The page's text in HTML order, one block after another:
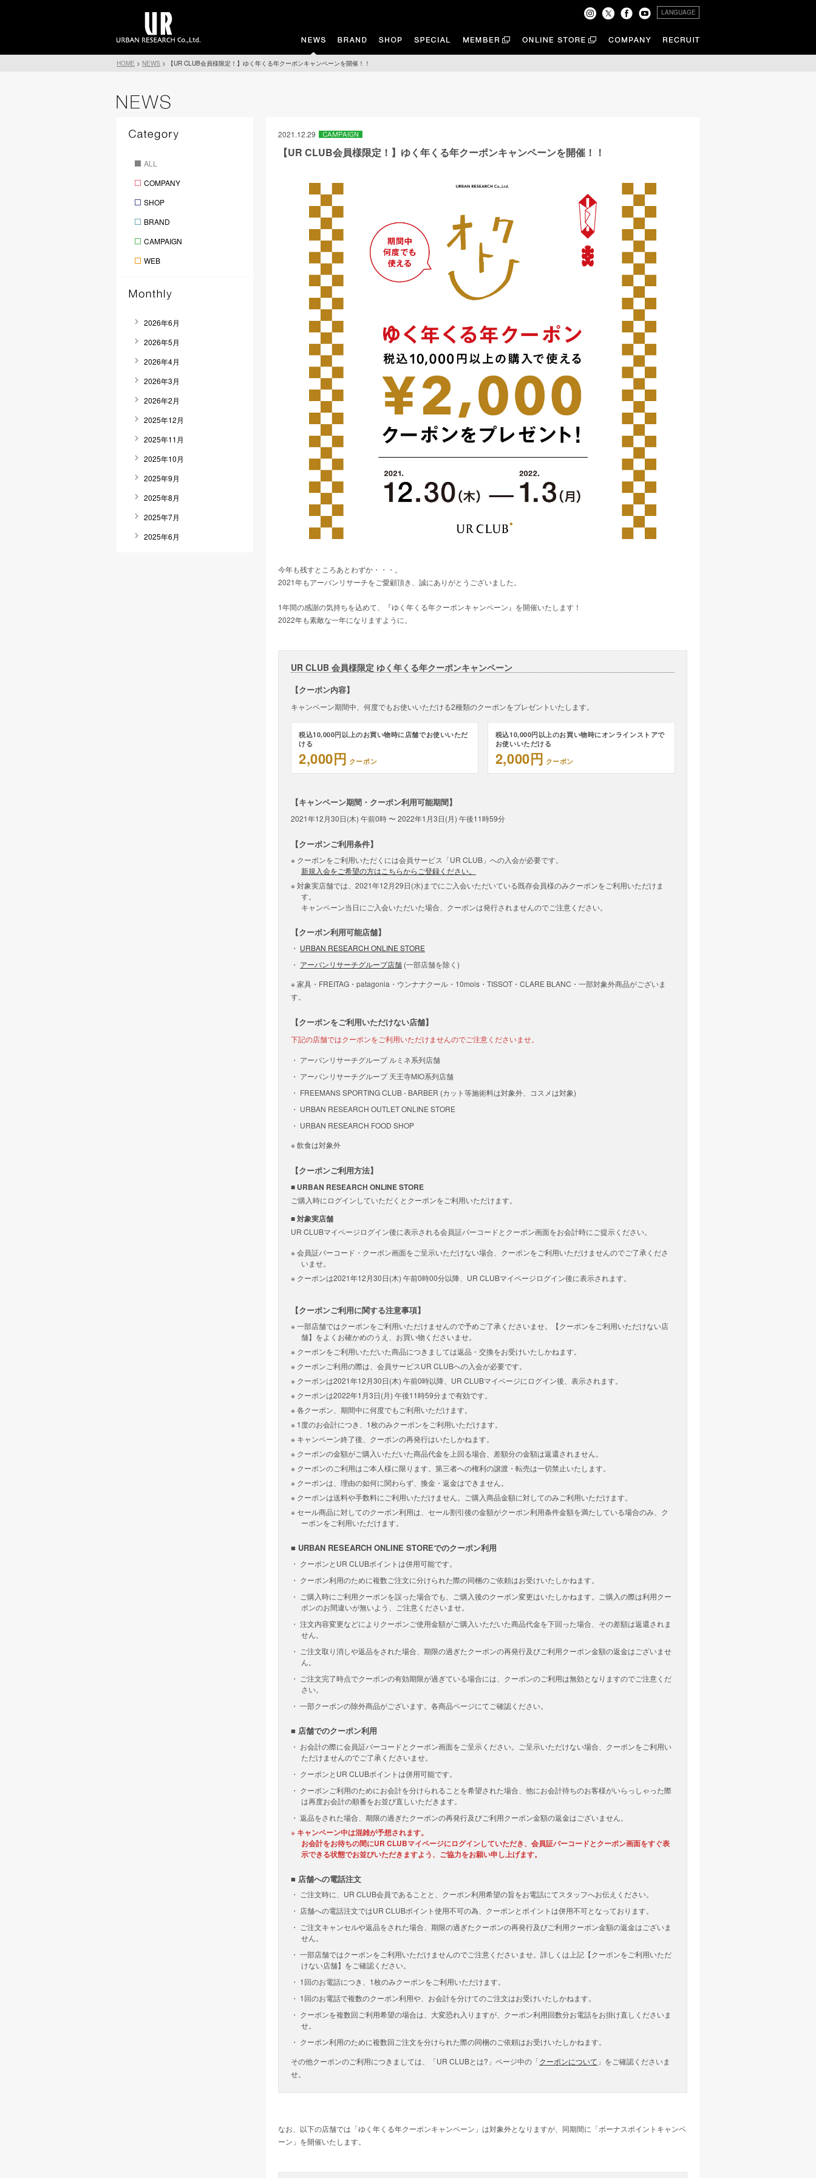
LANGUAGE
HOME > NEWS > 【UR CLUB会員様限定！】ゆく年くる年クーポンキャンペーンを開催！！
2021.12.29
【UR CLUB会員様限定！】ゆく年くる年クーポンキャンペーンを開催！！
今年も残すところあとわずか・・・。
2021年もアーバンリサーチをご愛顧頂き、誠にありがとうございました。
1年間の感謝の気持ちを込めて、『ゆく年くる年クーポンキャンペーン』を開催いたします！
2022年も素敵な一年になりますように。
UR CLUB 会員様限定 ゆく年くる年クーポンキャンペーン
【クーポン内容】
キャンペーン期間中、何度でもお使いいただける2種類のクーポンをプレゼントいたします。
税込10,000円以上のお買い物時に店舗でお使いいただ
ける
2,000円 クーポン
税込10,000円以上のお買い物時にオンラインストアで
お使いいただける
2,000円 クーポン
【キャンペーン期間・クーポン利用可能期間】
2021年12月30日(木) 午前0時 〜 2022年1月3日(月) 午後11時59分
【クーポンご利用条件】
クーポンをご利用いただくには会員サービス「UR CLUB」への入会が必要です。
新規入会をご希望の方はこちらからご登録ください。
対象実店舗では、2021年12月29日(水)までにご入会いただいている既存会員様のみクーポンをご利用いただけま
す。
キャンペーン当日にご入会いただいた場合、クーポンは発行されませんのでご注意ください。
【クーポン利用可能店舗】
URBAN RESEARCH ONLINE STORE
アーバンリサーチグループ店舗 (一部店舗を除く)
※ 家具・FREITAG・patagonia・ウンナナクール・10mois・TISSOT・CLARE BLANC・一部対象外商品がございま
す。
【クーポンをご利用いただけない店舗】
下記の店舗ではクーポンをご利用いただけませんのでご注意くださいませ。
アーバンリサーチグループ ルミネ系列店舗
アーバンリサーチグループ 天王寺MIO系列店舗
FREEMANS SPORTING CLUB ‐ BARBER (カット等施術料は対象外、コスメは対象)
URBAN RESEARCH OUTLET ONLINE STORE
URBAN RESEARCH FOOD SHOP
※ 飲食は対象外
【クーポンご利用方法】
■ URBAN RESEARCH ONLINE STORE
ご購入時にログインしていただくとクーポンをご利用いただけます。
■ 対象実店舗
UR CLUBマイページログイン後に表示される会員証バーコードとクーポン画面をお会計時にご提示ください。
会員証バーコード・クーポン画面をご呈示いただけない場合、クーポンをご利用いただけませんのでご了承くださ
いませ。
クーポンは2021年12月30日(木) 午前0時00分以降、UR CLUBマイページログイン後に表示されます。
【クーポンご利用に関する注意事項】
一部店舗ではクーポンをご利用いただけませんので予めご了承くださいませ。【クーポンをご利用いただけない店
舗】をよくお確かめのうえ、お買い物くださいませ。
クーポンをご利用いただいた商品につきましては返品・交換をお受けいたしかねます。
クーポンご利用の際は、会員サービスUR CLUBへの入会が必要です。
クーポンは2021年12月30日(木) 午前0時以降、UR CLUBマイページにログイン後、表示されます。
クーポンは2022年1月3日(月) 午後11時59分まで有効です。
各クーポン、期間中に何度でもご利用いただけます。
1度のお会計につき、1枚のみクーポンをご利用いただけます。
キャンペーン終了後、クーポンの再発行はいたしかねます。
クーポンの金額がご購入いただいた商品代金を上回る場合、差額分の金額は返還されません。
クーポンのご利用はご本人様に限ります。第三者への権利の譲渡・転売は一切禁止いたします。
クーポンは、理由の如何に関わらず、換金・返金はできません。
クーポンは送料や手数料にご利用いただけません。ご購入商品金額に対してのみご利用いただけます。
セール商品に対してのクーポン利用は、セール割引後の金額がクーポン利用条件金額を満たしている場合のみ、ク
ーポンをご利用いただけます。
■ URBAN RESEARCH ONLINE STOREでのクーポン利用
クーポンとUR CLUBポイントは併用可能です。
クーポン利用のために複数ご注文に分けられた際の同梱のご依頼はお受けいたしかねます。
ご購入時にご利用クーポンを誤った場合でも、ご購入後のクーポン変更はいたしかねます。ご購入の際は利用クー
ポンのお間違いが無いよう、ご注意くださいませ。
注文内容変更などによりクーポンご使用金額がご購入いただいた商品代金を下回った場合、その差額は返還されま
せん。
ご注文取り消しや返品をされた場合、期限の過ぎたクーポンの再発行及びご利用クーポン金額の返金はございませ
ん。
ご注文完了時点でクーポンの有効期限が過ぎている場合には、クーポンのご利用は無効となりますのでご注意くだ
さい。
一部クーポンの除外商品がございます。各商品ページにてご確認ください。
■ 店舗でのクーポン利用
お会計の際に会員証バーコードとクーポン画面をご呈示ください。ご呈示いただけない場合、クーポンをご利用い
ただけませんのでご了承くださいませ。
クーポンとUR CLUBポイントは併用可能です。
クーポンご利用のためにお会計を分けられることを希望された場合、他にお会計待ちのお客様がいらっしゃった際
は再度お会計の順番をお並び直しいただきます。
返品をされた場合、期限の過ぎたクーポンの再発行及びご利用クーポン金額の返金はございません。
キャンペーン中は混雑が予想されます。
お会計をお待ちの間にUR CLUBマイページにログインしていただき、会員証バーコードとクーポン画面をすぐ表
示できる状態でお並びいただきますよう、ご協力をお願い申し上げます。
■ 店舗への電話注文
ご注文時に、UR CLUB会員であることと、クーポン利用希望の旨をお電話にてスタッフへお伝えください。
店舗への電話注文ではUR CLUBポイント使用不可の為、クーポンとポイントは併用不可となっております。
ご注文キャンセルや返品をされた場合、期限の過ぎたクーポンの再発行及びご利用クーポン金額の返金はございま
せん。
一部店舗ではクーポンをご利用いただけませんのでご注意くださいませ。詳しくは上記【クーポンをご利用いただ
けない店舗】をご確認ください。
1回のお電話につき、1枚のみクーポンをご利用いただけます。
1回のお電話で複数のクーポン利用や、お会計を分けてのご注文はお受けいたしかねます。
クーポンを複数回ご利用希望の場合は、大変恐れ入りますが、クーポン利用回数分お電話をお掛け直しくださいま
せ。
クーポン利用のために複数回ご注文を分けられた際の同梱のご依頼はお受けいたしかねます。
その他クーポンのご利用につきましては、「UR CLUBとは?」ページ中の「クーポンについて 」をご確認くださいま
せ。
なお、以下の店舗では「ゆく年くる年クーポンキャンペーン」は対象外となりますが、同期間に「ボーナスポイントキャンペ
ーン」を開催いたします。
ALL
COMPANY
SHOP
BRAND
CAMPAIGN
WEB
2026年6月
2026年5月
2026年4月
2026年3月
2026年2月
2025年12月
2025年11月
2025年10月
2025年9月
2025年8月
2025年7月
2025年6月